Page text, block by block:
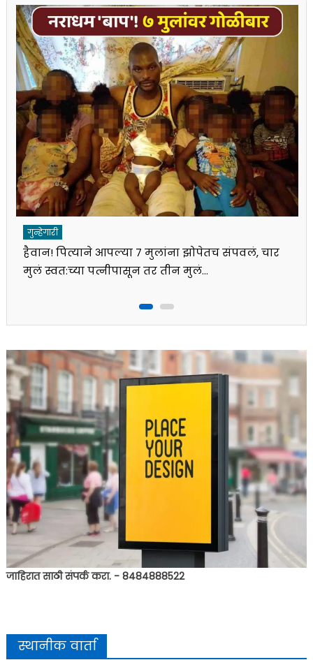
गुन्हेगारी
हैवान! पित्याने आपल्या ७ मुलांना झोपेतच संपवलं, चार
मुलं स्वत:च्या पत्नीपासून तर तीन मुलं…
जाहिरात साठी संपर्क करा. - 8484888522
स्थानीक वार्ता